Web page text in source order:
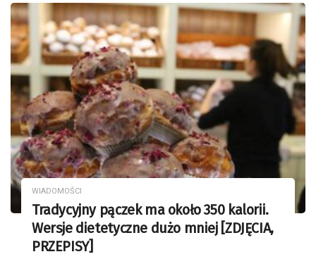
WIADOMOŚCI
Tradycyjny pączek ma około 350 kalorii.
Wersje dietetyczne dużo mniej [ZDJĘCIA,
PRZEPISY]